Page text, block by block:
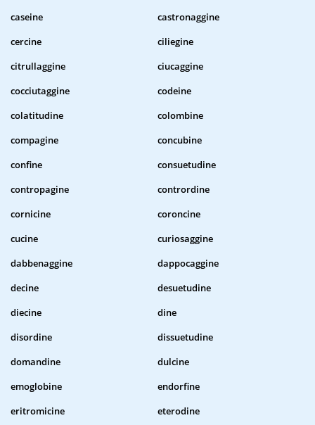
caseine
castronaggine
cercine
ciliegine
citrullaggine
ciucaggine
cocciutaggine
codeine
colatitudine
colombine
compagine
concubine
confine
consuetudine
contropagine
contrordine
cornicine
coroncine
cucine
curiosaggine
dabbenaggine
dappocaggine
decine
desuetudine
diecine
dine
disordine
dissuetudine
domandine
dulcine
emoglobine
endorfine
eritromicine
eterodine